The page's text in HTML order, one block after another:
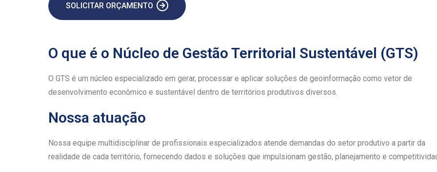
SOLICITAR ORÇAMENTO
O que é o Núcleo de Gestão Territorial Sustentável (GTS)
O GTS é um núcleo especializado em gerar, processar e aplicar soluções de geoinformação como vetor de
desenvolvimento econômico e sustentável dentro de territórios produtivos diversos.
Nossa atuação
Nossa equipe multidisciplinar de profissionais especializados atende demandas do setor produtivo a partir da
realidade de cada território, fornecendo dados e soluções que impulsionam gestão, planejamento e